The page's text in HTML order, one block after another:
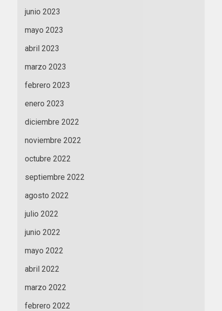
junio 2023
mayo 2023
abril 2023
marzo 2023
febrero 2023
enero 2023
diciembre 2022
noviembre 2022
octubre 2022
septiembre 2022
agosto 2022
julio 2022
junio 2022
mayo 2022
abril 2022
marzo 2022
febrero 2022